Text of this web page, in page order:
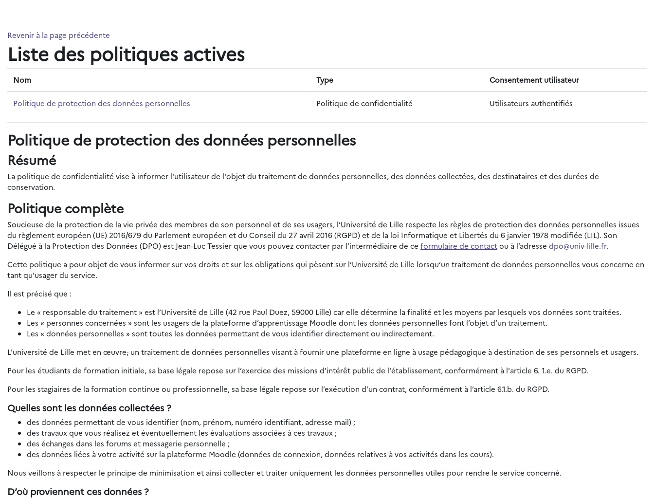
Revenir à la page précédente
Liste des politiques actives
Nom Type Consentement utilisateur
Politique de protection des données personnelles Politique de confidentialité Utilisateurs authentifiés
Politique de protection des données personnelles
Résumé
La politique de confidentialité vise à informer l'utilisateur de l'objet du traitement de données personnelles, des données collectées, des destinataires et des durées de
conservation.
Politique complète
Soucieuse de la protection de la vie privée des membres de son personnel et de ses usagers, l’Université de Lille respecte les règles de protection des données personnelles issues
du règlement européen (UE) 2016/679 du Parlement européen et du Conseil du 27 avril 2016 (RGPD) et de la loi Informatique et Libertés du 6 janvier 1978 modifiée (LIL). Son
Délégué à la Protection des Données (DPO) est Jean-Luc Tessier que vous pouvez contacter par l’intermédiaire de ce formulaire de contactou à l’adresse dpo@univ-lille.fr.
Cette politique a pour objet de vous informer sur vos droits et sur les obligations qui pèsent sur l’Université de Lille lorsqu’un traitement de données personnelles vous concerne en
tant qu’usager du service.
Il est précisé que :
Le « responsable du traitement » est l’Université de Lille (42 rue Paul Duez, 59000 Lille) car elle détermine la finalité et les moyens par lesquels vos données sont traitées.
Les « personnes concernées » sont les usagers de la plateforme d’apprentissage Moodle dont les données personnelles font l’objet d’un traitement.
Les « données personnelles » sont toutes les données permettant de vous identifier directement ou indirectement.
L'université de Lille met en œuvre, un traitement de données personnelles visant à fournir une plateforme en ligne à usage pédagogique à destination de ses personnels et usagers.
Pour les étudiants de formation initiale, sa base légale repose sur l’exercice des missions d'intérêt public de l'établissement, conformément à l'article 6. 1.e. du RGPD.
Pour les stagiaires de la formation continue ou professionnelle, sa base légale repose sur l’exécution d’un contrat, conformément à l’article 6.1.b. du RGPD.
Quelles sont les données collectées ?
des données permettant de vous identifier (nom, prénom, numéro identifiant, adresse mail) ;
des travaux que vous réalisez et éventuellement les évaluations associées à ces travaux ;
des échanges dans les forums et messagerie personnelle ;
des données liées à votre activité sur la plateforme Moodle (données de connexion, données relatives à vos activités dans les cours).
Nous veillons à respecter le principe de minimisation et ainsi collecter et traiter uniquement les données personnelles utiles pour rendre le service concerné.
D’où proviennent ces données ?